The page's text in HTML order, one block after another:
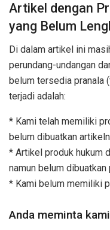
Artikel dengan
yang Belum
Di dalam artikel ini
perundang-undangan
belum tersedia pranala
terjadi adalah:
* Kami telah memiliki
belum dibuatkan
* Artikel produk hukum
namun belum
* Kami belum memiliki
Anda meminta